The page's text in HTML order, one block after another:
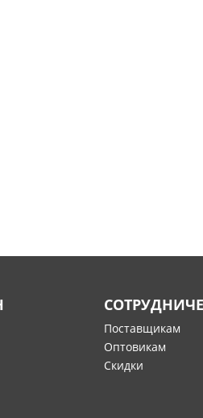
Поставщикам
Оптовикам
Скидки